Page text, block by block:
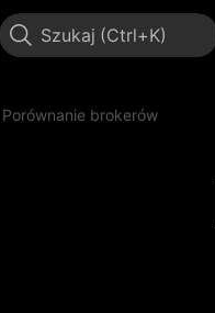
Szukaj
Porównanie brokerów